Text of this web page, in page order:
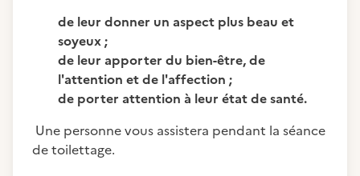
de leur donner un aspect plus beau et
soyeux ;
de leur apporter du bien-être, de
l'attention et de l'affection ;
de porter attention à leur état de santé.
Une personne vous assistera pendant la séance
de toilettage.